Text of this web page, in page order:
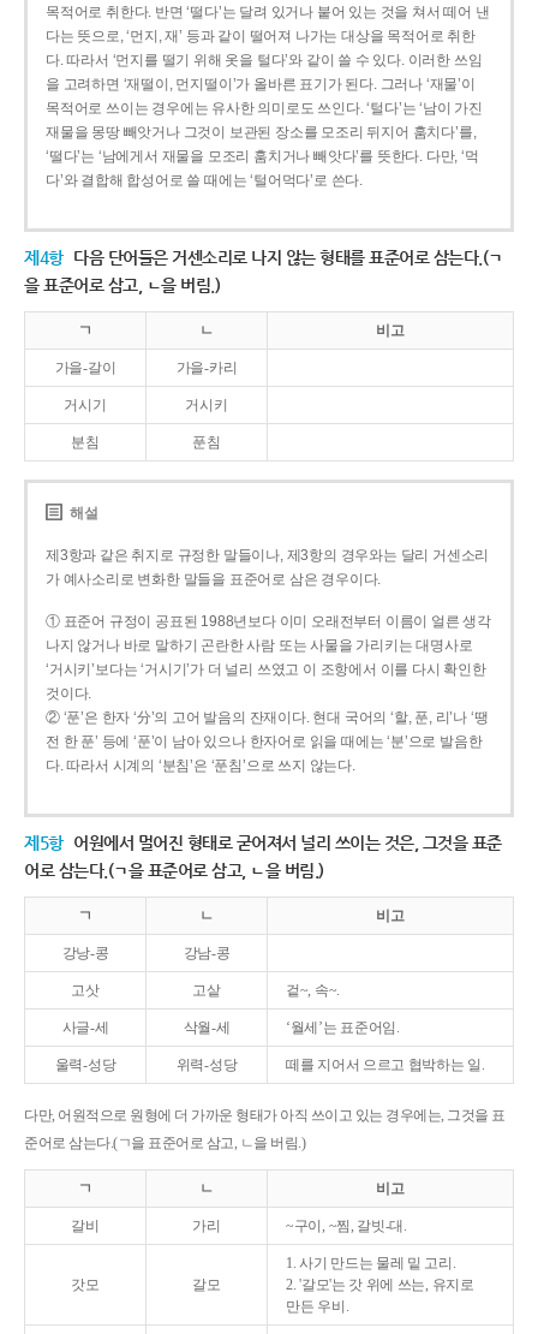
목적어로 취한다. 반면 ‘떨다’는 달려 있거나 붙어 있는 것을 쳐서 떼어 낸
다는 뜻으로, ‘먼지, 재’ 등과 같이 떨어져 나가는 대상을 목적어로 취한
다. 따라서 ‘먼지를 떨기 위해 옷을 털다’와 같이 쓸 수 있다. 이러한 쓰임
을 고려하면 ‘재떨이, 먼지떨이’가 올바른 표기가 된다. 그러나 ‘재물’이
목적어로 쓰이는 경우에는 유사한 의미로도 쓰인다. ‘털다’는 ‘남이 가진
재물을 몽땅 빼앗거나 그것이 보관된 장소를 모조리 뒤지어 훔치다’를,
‘떨다’는 ‘남에게서 재물을 모조리 훔치거나 빼앗다’를 뜻한다. 다만, ‘먹
다’와 결합해 합성어로 쓸 때에는 ‘털어먹다’로 쓴다.
제4항 다음 단어들은 거센소리로 나지 않는 형태를 표준어로 삼는다.(ㄱ
을 표준어로 삼고, ㄴ을 버림.)
ㄱ ㄴ 비고
가을-갈이 가을-카리
거시기 거시키
분침 푼침
해설
제3항과 같은 취지로 규정한 말들이나, 제3항의 경우와는 달리 거센소리
가 예사소리로 변화한 말들을 표준어로 삼은 경우이다.
① 표준어 규정이 공표된 1988년보다 이미 오래전부터 이름이 얼른 생각
나지 않거나 바로 말하기 곤란한 사람 또는 사물을 가리키는 대명사로
‘거시키’보다는 ‘거시기’가 더 널리 쓰였고 이 조항에서 이를 다시 확인한
것이다.
② ‘푼’은 한자 ‘分’의 고어 발음의 잔재이다. 현대 국어의 ‘할, 푼, 리’나 ‘땡
전 한 푼’ 등에 ‘푼’이 남아 있으나 한자어로 읽을 때에는 ‘분’으로 발음한
다. 따라서 시계의 ‘분침’은 ‘푼침’으로 쓰지 않는다.
제5항 어원에서 멀어진 형태로 굳어져서 널리 쓰이는 것은, 그것을 표준
어로 삼는다.(ㄱ을 표준어로 삼고, ㄴ을 버림.)
ㄱ ㄴ 비고
강낭-콩 강남-콩
고삿 고샅 겉~, 속~.
사글-세 삭월-세 ‘월세’는 표준어임.
울력-성당 위력-성당 떼를 지어서 으르고 협박하는 일.
다만, 어원적으로 원형에 더 가까운 형태가 아직 쓰이고 있는 경우에는, 그것을 표
준어로 삼는다.(ㄱ을 표준어로 삼고, ㄴ을 버림.)
ㄱ ㄴ 비고
갈비 가리 ~구이, ~찜, 갈빗-대.
갓모 갈모
1. 사기 만드는 물레 밑 고리.
2. '갈모'는 갓 위에 쓰는, 유지로
만든 우비.